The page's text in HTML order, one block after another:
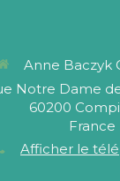
Anne Baczyk
Notre Dame
60200
France
Afficher le